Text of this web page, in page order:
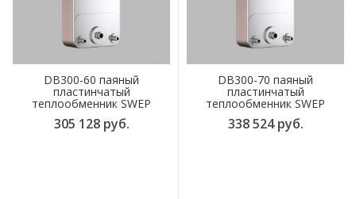
DB300-60 паяный
пластинчатый
теплообменник SWEP
305 128 руб.
DB300-70 паяный
пластинчатый
теплообменник SWEP
338 524 руб.